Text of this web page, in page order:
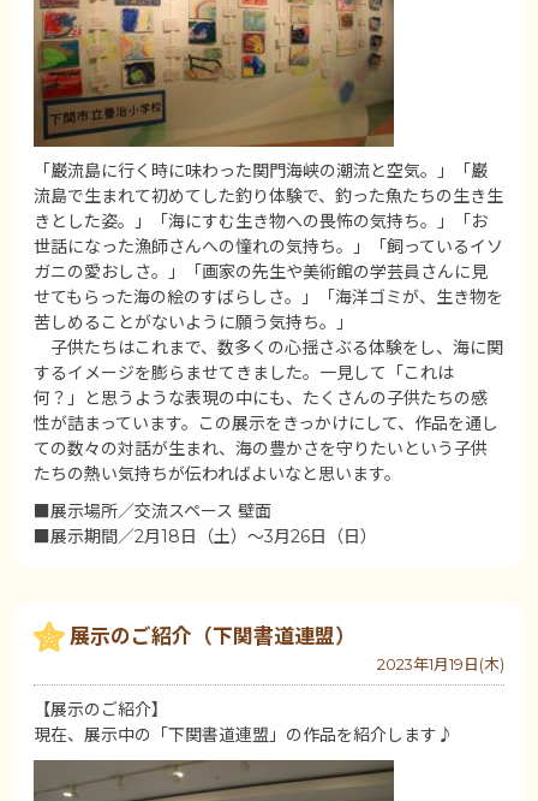
「巌流島に行く時に味わった関門海峡の潮流と空気。」「巌
流島で生まれて初めてした釣り体験で、釣った魚たちの生き生
きとした姿。」「海にすむ生き物への畏怖の気持ち。」「お
世話になった漁師さんへの憧れの気持ち。」「飼っているイソ
ガニの愛おしさ。」「画家の先生や美術館の学芸員さんに見
せてもらった海の絵のすばらしさ。」「海洋ゴミが、生き物を
苦しめることがないように願う気持ち。」
子供たちはこれまで、数多くの心揺さぶる体験をし、海に関
するイメージを膨らませてきました。一見して「これは
何？」と思うような表現の中にも、たくさんの子供たちの感
性が詰まっています。この展示をきっかけにして、作品を通し
ての数々の対話が生まれ、海の豊かさを守りたいという子供
たちの熱い気持ちが伝わればよいなと思います。
■展示場所／交流スペース 壁面
■展示期間／2月18日（土）～3月26日（日）
展示のご紹介（下関書道連盟）
2023年1月19日(木)
【展示のご紹介】
現在、展示中の「下関書道連盟」の作品を紹介します♪